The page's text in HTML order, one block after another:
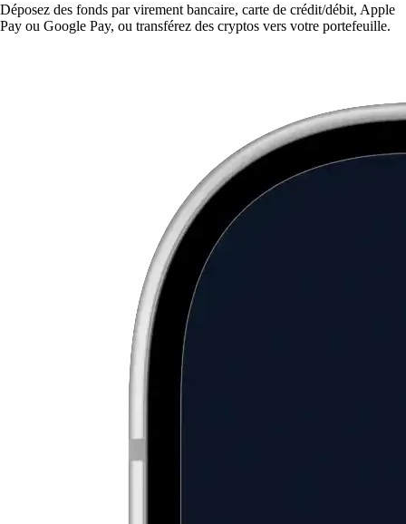
Déposez des fonds par virement bancaire, carte de crédit/débit, Apple
Pay ou Google Pay, ou transférez des cryptos vers votre portefeuille.